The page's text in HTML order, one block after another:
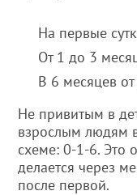
На первые
От 1 до 3
В 6 месяцев
Не привитым в
взрослым людям
схеме: 0-1-6. Это
делается через
после первой.